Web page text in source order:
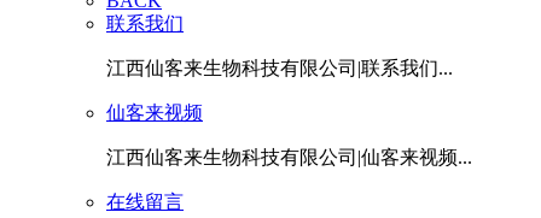
联系我们
江西仙客来生物科技有限公司|联系我们...
仙客来视频
江西仙客来生物科技有限公司|仙客来视频...
在线留言